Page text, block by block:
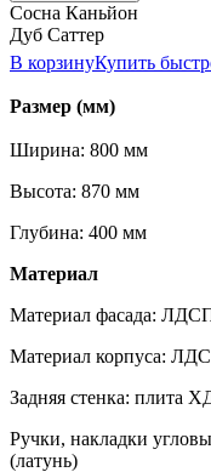
Сосна Каньйон
Дуб Саттер
В корзинуКупить
Размер (мм)
Ширина:
Высота:
Глубина: 400 мм
Материал
Материал фасада:
Материал корпуса:
Задняя стенка: плита
Ручки, накладки
(латунь)